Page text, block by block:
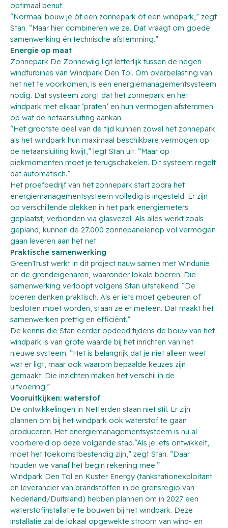
optimaal benut.
“Normaal bouw je óf een zonnepark óf een windpark,” zegt
Stan. “Maar hier combineren we ze. Dat vraagt om goede
samenwerking én technische afstemming.”
Energie op maat
Zonnepark De Zonnewilg ligt letterlijk tussen de negen
windturbines van Windpark Den Tol. Om overbelasting van
het net te voorkomen, is een energiemanagementsysteem
nodig. Dat systeem zorgt dat het zonnepark en het
windpark met elkaar ‘praten’ en hun vermogen afstemmen
op wat de netaansluiting aankan.
“Het grootste deel van de tijd kunnen zowel het zonnepark
als het windpark hun maximaal beschikbare vermogen op
de netaansluiting kwijt,” legt Stan uit. “Maar op
piekmomenten moet je terugschakelen. Dit systeem regelt
dat automatisch.”
Het proefbedrijf van het zonnepark start zodra het
energiemanagementsysteem volledig is ingesteld. Er zijn
op verschillende plekken in het park energiemeters
geplaatst, verbonden via glasvezel. Als alles werkt zoals
gepland, kunnen de 27.000 zonnepanelenop vol vermogen
gaan leveren aan het net.
Praktische samenwerking
GreenTrust werkt in dit project nauw samen met Windunie
en de grondeigenaren, waaronder lokale boeren. Die
samenwerking verloopt volgens Stan uitstekend: “De
boeren denken praktisch. Als er iets moet gebeuren of
besloten moet worden, staan ze er meteen. Dat maakt het
samenwerken prettig en efficiënt.”
De kennis die Stan eerder opdeed tijdens de bouw van het
windpark is van grote waarde bij het inrichten van het
nieuwe systeem. “Het is belangrijk dat je niet alleen weet
wat er ligt, maar ook waarom bepaalde keuzes zijn
gemaakt. Die inzichten maken het verschil in de
uitvoering.”
Vooruitkijken: waterstof
De ontwikkelingen in Netterden staan niet stil. Er zijn
plannen om bij het windpark ook waterstof te gaan
produceren. Het energiemanagementsysteem is nu al
voorbereid op deze volgende stap.“Als je iets ontwikkelt,
moet het toekomstbestendig zijn,” zegt Stan. “Daar
houden we vanaf het begin rekening mee.”
Windpark Den Tol en Kuster Energy (tankstationexploitant
en leverancier van brandstoffen in de grensregio van
Nederland/Duitsland) hebben plannen om in 2027 een
waterstofinstallatie te bouwen bij het windpark. Deze
installatie zal de lokaal opgewekte stroom van wind- en